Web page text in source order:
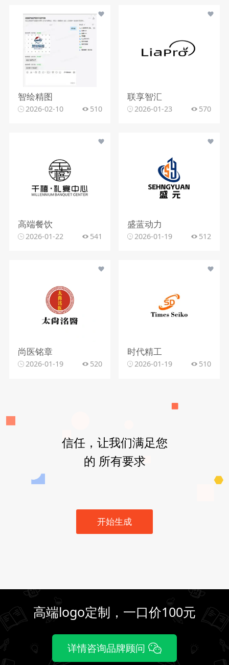
智绘精图
2026-02-10 510
联享智汇
2026-01-23 570
高端餐饮
2026-01-22 541
盛蓝动力
2026-01-19 512
尚医铭章
2026-01-19 520
时代精工
2026-01-19 510
信任，让我们满足您
的 所有要求
开始生成
高端logo定制，一口价100元
详情咨询品牌顾问